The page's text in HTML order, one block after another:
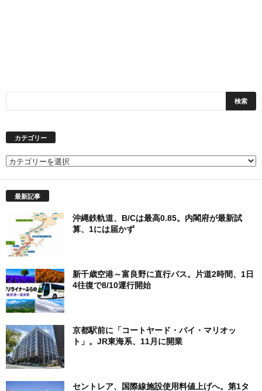
カテゴリー
カ
最新記事
沖縄鉄軌道、B/Cは最高0.85。内閣府が最新試
算、1には届かず
新千歳空港～富良野に直行バス。片道2時間、1日
4往復で8/10運行開始
京都駅前に「コートヤード・バイ・マリオッ
ト」。JR東海系、11月に開業
セントレア、国際線施設使用料値上げへ。第1タ